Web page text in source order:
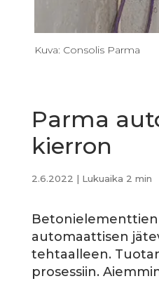
Kuva: Consolis Parma
Parma
kierron
2.6.2022 | Lukuaika 2 min
Betonielementtien
automaattisen
tehtaalleen.
prosessiin.